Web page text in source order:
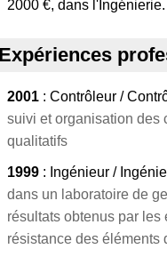
2000 €, dans l'Ingénierie.
Expériences
2001 : Contrôleur /
suivi et organisation des
qualitatifs
1999 : Ingénieur /
dans un laboratoire de
résultats obtenus par
résistance des éléments